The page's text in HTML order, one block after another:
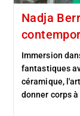
Nadja
Immersion
fantastiques
céramique,
donner corps à